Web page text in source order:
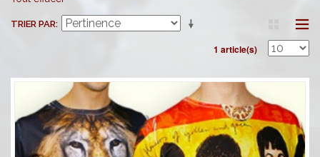
TRIER PAR
1 article(s)